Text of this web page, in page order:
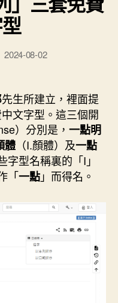
術
替
代
卡
BINGO」
數
字
圖
片”
2024-08-02
先生所建立，裡面提
文字型。這三個開
）分別是， 一點明
體 （I.顏體）及一點
字型名稱裏的「I」
「一點」而得名。